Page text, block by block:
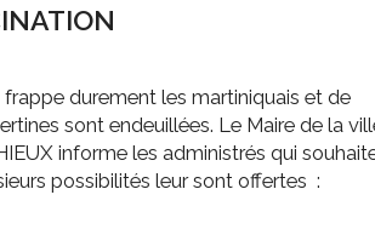
durement les martiniquais et de
sont endeuillées. Le Maire de la
informe les administrés qui
possibilités leur sont offertes :